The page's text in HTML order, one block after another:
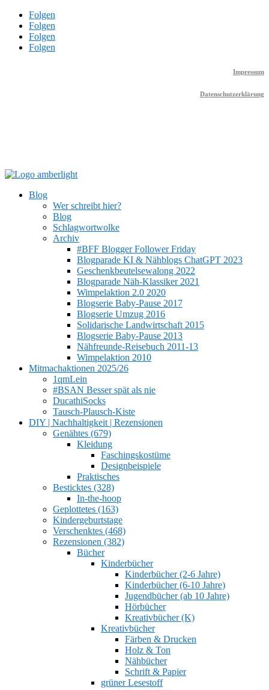
Folgen
Folgen
Folgen
Folgen
Impressum
Datenschutzerklärung
Blog
Wer schreibt hier?
Blog
Schlagwortwolke
Archiv
#BFF Blogger Follower Friday
Blogparade KI & Nähblogs ChatGPT 2023
Geschenkbeutelsewalong 2022
Blogparade Näh-Klassiker 2021
Wimpelaktion 2.0 2020
Blogserie Baby-Pause 2017
Blogserie Umzug 2016
Solidarische Landwirtschaft 2015
Blogserie Baby-Pause 2013
Nähfreunde-Reisebuch 2011-13
Wimpelaktion 2010
Mitmachaktionen 2025/26
1qmLein
#BSAN Besser spät als nie
DucathiSocks
Tausch-Plausch-Kiste
DIY | Nachhaltigkeit | Rezensionen
Genähtes (679)
Kleidung
Faschingskostüme
Designbeispiele
Praktisches
Besticktes (328)
In-the-hoop
Geplottetes (163)
Kindergeburtstage
Verschenktes (468)
Rezensionen (382)
Bücher
Kinderbücher
Kinderbücher (2-6 Jahre)
Kinderbücher (6-10 Jahre)
Jugendbücher (ab 10 Jahre)
Hörbücher
Kreativbücher (K)
Kreativbücher
Färben & Drucken
Holz & Ton
Nähbücher
Schrift & Papier
grüner Lesestoff